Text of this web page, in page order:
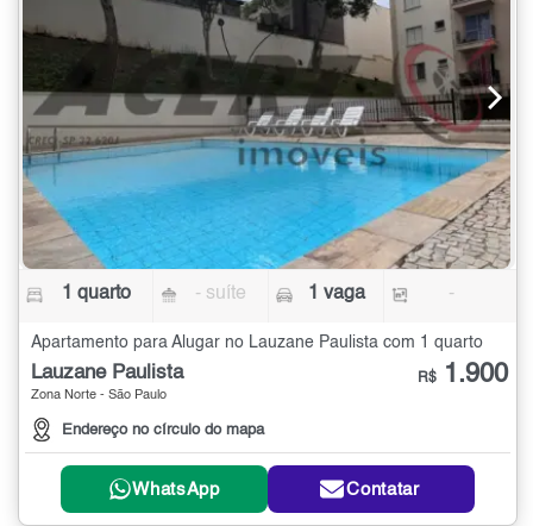
1 quarto - suíte 1 vaga -
Apartamento para Alugar no Lauzane Paulista com 1 quarto
Lauzane Paulista
Zona Norte - São Paulo
Endereço no círculo do mapa
R$ 1.900
WhatsApp Contatar